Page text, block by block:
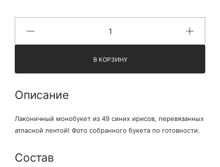
В КОРЗИНУ
Описание
Лаконичный монобукет из 49 синих ирисов, перевязанных
атласной лентой! Фото собранного букета по готовности.
Состав